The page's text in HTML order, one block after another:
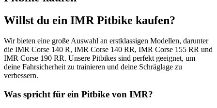
Pitbike
Willst du ein IMR Pitbike kaufen?
Wir bieten eine große Auswahl an erstklassigen Modellen, darunter
die IMR Corse 140 R, IMR Corse 140 RR, IMR Corse 155 RR und
IMR Corse 190 RR. Unsere Pitbikes sind perfekt geeignet, um
deine Fahrsicherheit zu trainieren und deine Schräglage zu
verbessern.
Was spricht für ein Pitbike von IMR?